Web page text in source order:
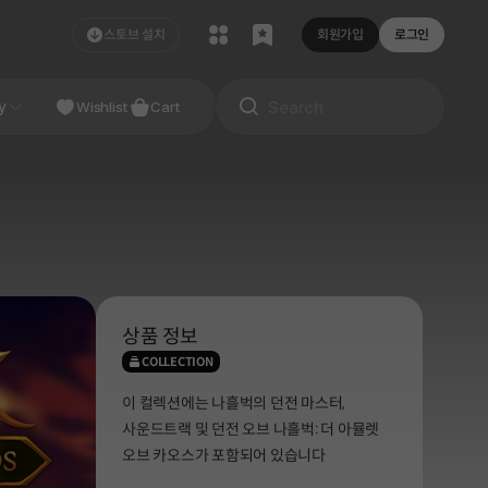
스토브 설치 회원가입 로그인
Studio
Wishlist Cart
상품 정보
COLLECTION
이 컬렉션에는 나흘벅의 던전 마스터,
사운드트랙 및 던전 오브 나흘벅: 더 아뮬렛
오브 카오스가 포함되어 있습니다